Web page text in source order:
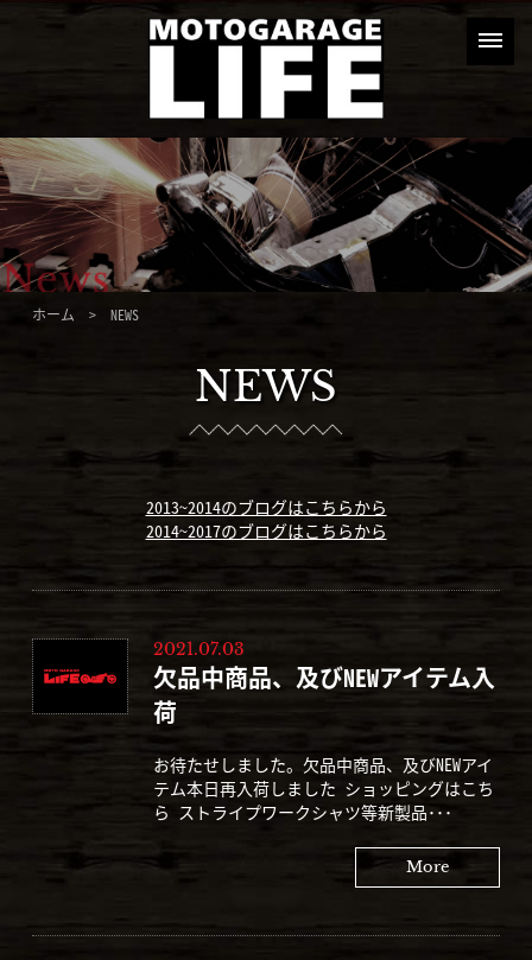
ホーム > NEWS
NEWS
2013~2014のブログはこちらから
2014~2017のブログはこちらから
2021.07.03
欠品中商品、及びNEWアイテム入
荷
お待たせしました。欠品中商品、及びNEWアイ
テム本日再入荷しました ショッピングはこち
ら ストライプワークシャツ等新製品･･･
More